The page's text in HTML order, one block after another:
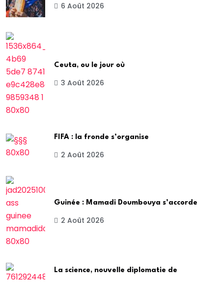
6 Août 2026
Ceuta, ou le jour où
3 Août 2026
FIFA : la fronde s’organise
2 Août 2026
Guinée : Mamadi Doumbouya s’accorde
2 Août 2026
La science, nouvelle diplomatie de